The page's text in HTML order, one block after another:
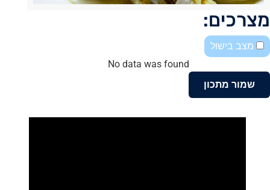
מצרכים:
מצב בישול
No data was found
שמור מתכון